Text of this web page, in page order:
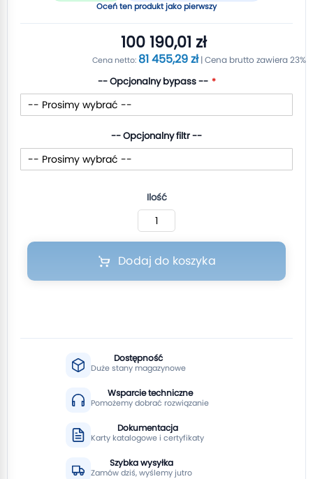
Oceń ten produkt jako pierwszy
100 190,01 zł
81 455,29 zł
-- Opcjonalny bypass --
-- Opcjonalny filtr --
Ilość
Dodaj do koszyka
Dostępność
Duże stany magazynowe
Wsparcie techniczne
Pomożemy dobrać rozwiązanie
Dokumentacja
Karty katalogowe i certyfikaty
Szybka wysyłka
Zamów dziś, wyślemy jutro